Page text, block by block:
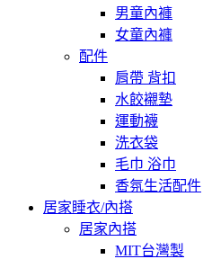
男童內褲
女童內褲
配件
肩帶 背扣
水餃襯墊
運動襪
洗衣袋
毛巾 浴巾
香氛生活配件
居家睡衣/內搭
居家內搭
MIT台灣製